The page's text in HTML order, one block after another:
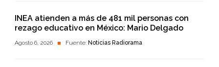
INEA atienden a más de 481 mil personas con
rezago educativo en México: Mario Delgado
Agosto 6, 2026 Fuente: Noticias Radiorama